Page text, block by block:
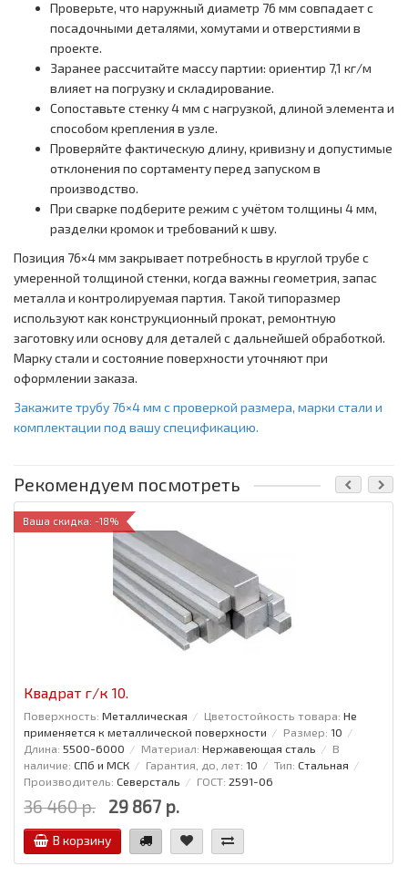
Проверьте, что наружный диаметр 76 мм совпадает с
посадочными деталями, хомутами и отверстиями в
проекте.
Заранее рассчитайте массу партии: ориентир 7,1 кг/м
влияет на погрузку и складирование.
Сопоставьте стенку 4 мм с нагрузкой, длиной элемента и
способом крепления в узле.
Проверяйте фактическую длину, кривизну и допустимые
отклонения по сортаменту перед запуском в
производство.
При сварке подберите режим с учётом толщины 4 мм,
разделки кромок и требований к шву.
Позиция 76×4 мм закрывает потребность в круглой трубе с
умеренной толщиной стенки, когда важны геометрия, запас
металла и контролируемая партия. Такой типоразмер
используют как конструкционный прокат, ремонтную
заготовку или основу для деталей с дальнейшей обработкой.
Марку стали и состояние поверхности уточняют при
оформлении заказа.
Закажите трубу 76×4 мм с проверкой размера, марки стали и
комплектации под вашу спецификацию.
Рекомендуем посмотреть
Ваша скидка: -18%
Квадрат г/к 10.
Поверхность: Металлическая Цветостойкость товара: Не
применяется к металлической поверхности
Размер: 10
Длина: 5500-6000 Материал: Нержавеющая сталь
В
наличие: СПб и МСК Гарантия, до, лет: 10 Тип: Стальная
Производитель: Северсталь ГОСТ: 2591-06
36 460 р. 29 867 р.
В корзину